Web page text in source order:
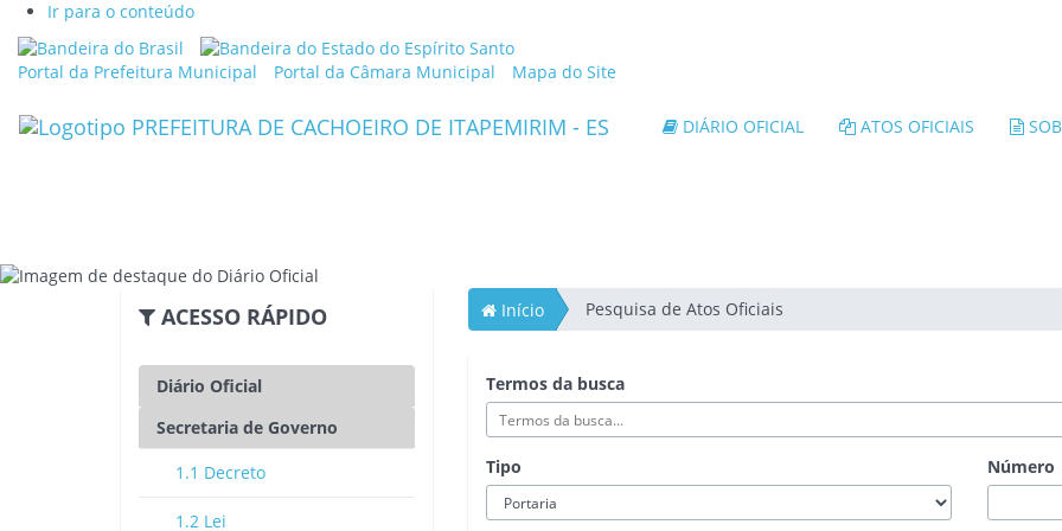
Ir para o conteúdo
Link
externo
Portal
Brasil
Link
externo
Portal
do
Santo
Portal da Prefeitura Municipal Portal da Câmara Municipal Mapa do Site
DIÁRIO OFICIAL ATOS OFICIAIS
ACESSO RÁPIDO
Diário Oficial
Secretaria de Governo
1.1 Decreto
1.2 Lei
Início Pesquisa de Atos Oficiais
Termos da busca
Tipo Número